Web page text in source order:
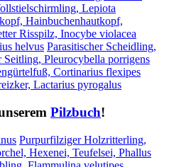
Lepiota
Hainbuchenhautkopf,
Risspilz, Inocybe violacea
helvus Parasitischer Scheidling,
Pleurocybella porrigens
Cortinarius flexipes
Lactarius pyrogalus
Pilzbuch!
Purpurfilziger Holzritterling,
Hexenei, Teufelsei, Phallus